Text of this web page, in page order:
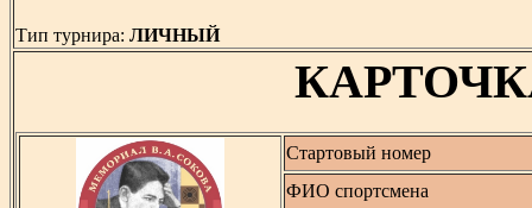
Тип турнира: ЛИЧНЫЙ
Стартовый номер
ФИО спортсмена